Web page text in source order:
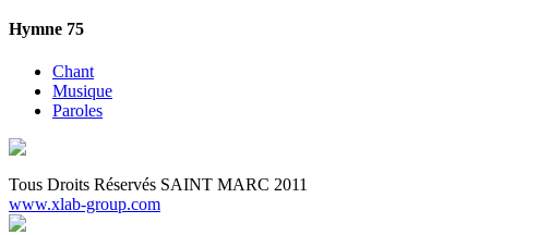
Hymne 75
Chant
Musique
Paroles
Tous Droits Réservés SAINT MARC 2011
www.xlab-group.com